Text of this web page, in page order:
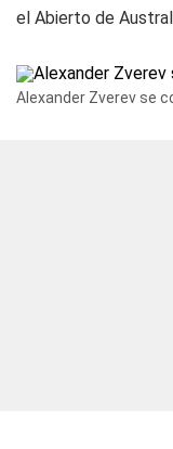
el Abierto de
Alexander Zverev se